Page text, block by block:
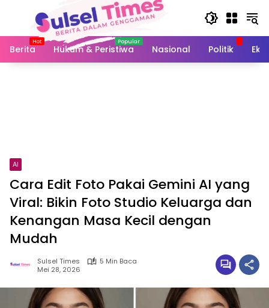
Berita
Hukum & Peristiwa Nasional Politik
AI
Cara Edit Foto Pakai Gemini AI yang
Viral: Bikin Foto Studio Keluarga dan
Kenangan Masa Kecil dengan
Mudah
Sulsel Times
5 Min Baca
Mei 28, 2026